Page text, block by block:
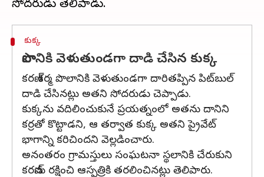
కుక్క
పొలానికి వెళుతుండగా దాడి చేసిన కుక్క
కరణ్ శర్మ పొలానికి వెళుతుండగా దారితప్పిన పిట్‌బుల్
దాడి చేసినట్లు అతని సోదరుడు చెప్పాడు.
కుక్కను వదిలించుకునే ప్రయత్నంలో అతను దానిని
కర్రతో కొట్టాడని, ఆ తర్వాత కుక్క అతని ప్రైవేట్
భాగాన్ని కరిచిందని వెల్లడించారు.
అనంతరం గ్రామస్తులు సంఘటనా స్థలానికి చేరుకుని
కరణ్‌ను రక్షించి ఆస్పత్రికి తరలించినట్లు తెలిపారు.